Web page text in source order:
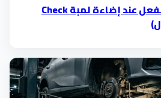
الدليل الشامل: ماذا تفعل عند إضاءة لمبة Check